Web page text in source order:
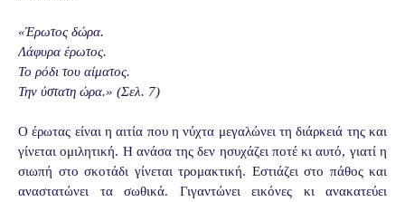
«Έρωτος δώρα.
Λάφυρα έρωτος.
Το ρόδι του αίματος.
Την ύστατη ώρα.» (Σελ. 7)
Ο έρωτας είναι η αιτία που η νύχτα μεγαλώνει τη διάρκειά της και
γίνεται ομιλητική. Η ανάσα της δεν ησυχάζει ποτέ κι αυτό, γιατί η
σιωπή στο σκοτάδι γίνεται τρομακτική. Εστιάζει στο πάθος και
αναστατώνει τα σωθικά. Γιγαντώνει εικόνες κι ανακατεύει